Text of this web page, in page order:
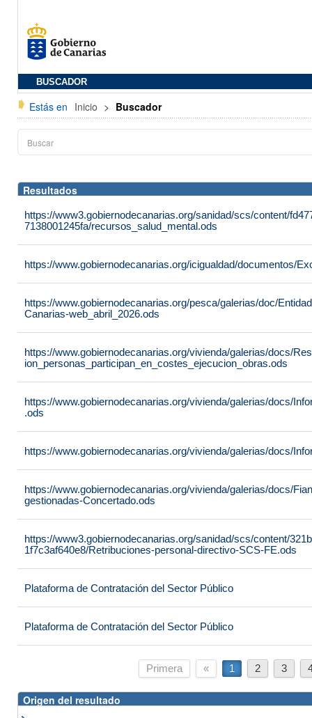
BUSCADOR
Estás en Inicio > Buscador
Resultados
https://www3.gobiernodecanarias.org/sanidad/scs/content/
7138001245fa/recursos_salud_mental.ods
https://www.gobiernodecanarias.org/icigualdad/documentos/
https://www.gobiernodecanarias.org/pesca/galerias/doc/
Canarias-web_abril_2026.ods
https://www.gobiernodecanarias.org/vivienda/galerias/docs/
ion_personas_participan_en_costes_ejecucion_obras.ods
https://www.gobiernodecanarias.org/vivienda/galerias/docs/
.ods
https://www.gobiernodecanarias.org/vivienda/galerias/docs/
https://www.gobiernodecanarias.org/vivienda/galerias/docs/
gestionadas-Concertado.ods
https://www3.gobiernodecanarias.org/sanidad/scs/content/
1f7c3af640e8/Retribuciones-personal-directivo-SCS-FE.ods
Plataforma de Contratación del Sector Público
Plataforma de Contratación del Sector Público
Primera « 1 2 3
Origen del resultado